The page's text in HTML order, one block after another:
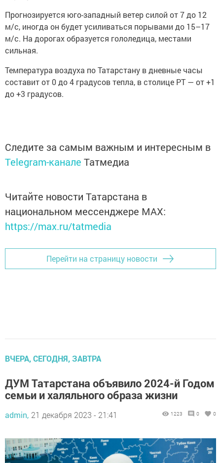
Прогнозируется юго-западный ветер силой от 7 до 12
м/с, иногда он будет усиливаться порывами до 15–17
м/с. На дорогах образуется гололедица, местами
сильная.
Температура воздуха по Татарстану в дневные часы
составит от 0 до 4 градусов тепла, в столице РТ — от +1
до +3 градусов.
Следите за самым важным и интересным в
Telegram-канале Татмедиа
Читайте новости Татарстана в
национальном мессенджере MАХ:
https://max.ru/tatmedia
Перейти на страницу новости
ВЧЕРА, СЕГОДНЯ, ЗАВТРА
ДУМ Татарстана объявило 2024-й Годом
семьи и халяльного образа жизни
admin, 21 декабря 2023 - 21:41 1223 0 0